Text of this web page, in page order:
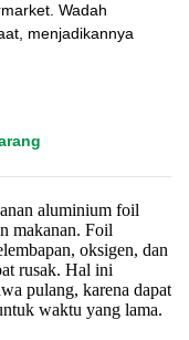
Wadah
menjadikannya
aluminium foil
makanan. Foil
oksigen, dan
rusak. Hal ini
pulang, karena dapat
waktu yang lama.